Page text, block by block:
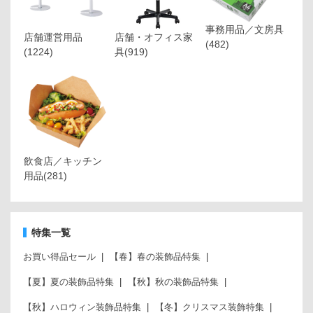
店舗運営用品
(1224)
店舗・オフィス家
具(919)
事務用品／文房具
(482)
飲食店／キッチン
用品(281)
特集一覧
お買い得品セール 【春】春の装飾品特集
【夏】夏の装飾品特集 【秋】秋の装飾品特集
【秋】ハロウィン装飾品特集 【冬】クリスマス装飾特集